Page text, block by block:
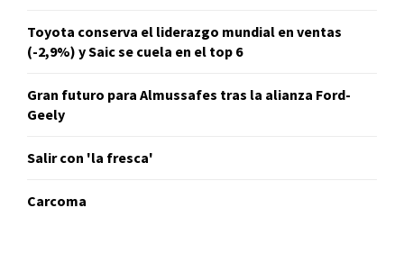
Toyota conserva el liderazgo mundial en ventas
(-2,9%) y Saic se cuela en el top 6
Gran futuro para Almussafes tras la alianza Ford-
Geely
Salir con 'la fresca'
Carcoma